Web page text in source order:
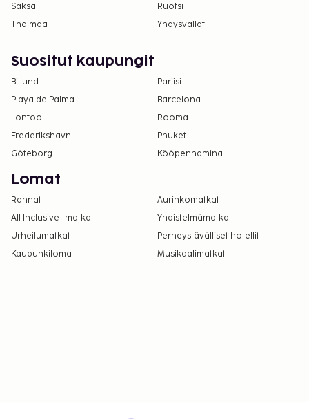
Saksa
Ruotsi
Thaimaa
Yhdysvallat
Suositut kaupungit
Billund
Pariisi
Playa de Palma
Barcelona
Lontoo
Rooma
Frederikshavn
Phuket
Göteborg
Kööpenhamina
Lomat
Rannat
Aurinkomatkat
All Inclusive -matkat
Yhdistelmämatkat
Urheilumatkat
Perheystävälliset hotellit
Kaupunkiloma
Musikaalimatkat